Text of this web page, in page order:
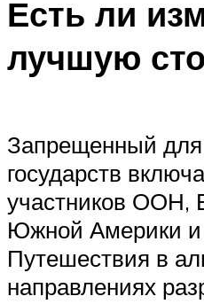
Есть ли
лучшую
Запрещенный
государств
участников
Южной Америки и
Путешествия в
направлениях